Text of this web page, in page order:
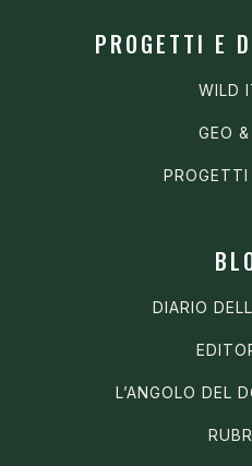
PROGETTI E
WILD
GEO
PROGETTI
DIARIO
L’ANGOLO DEL